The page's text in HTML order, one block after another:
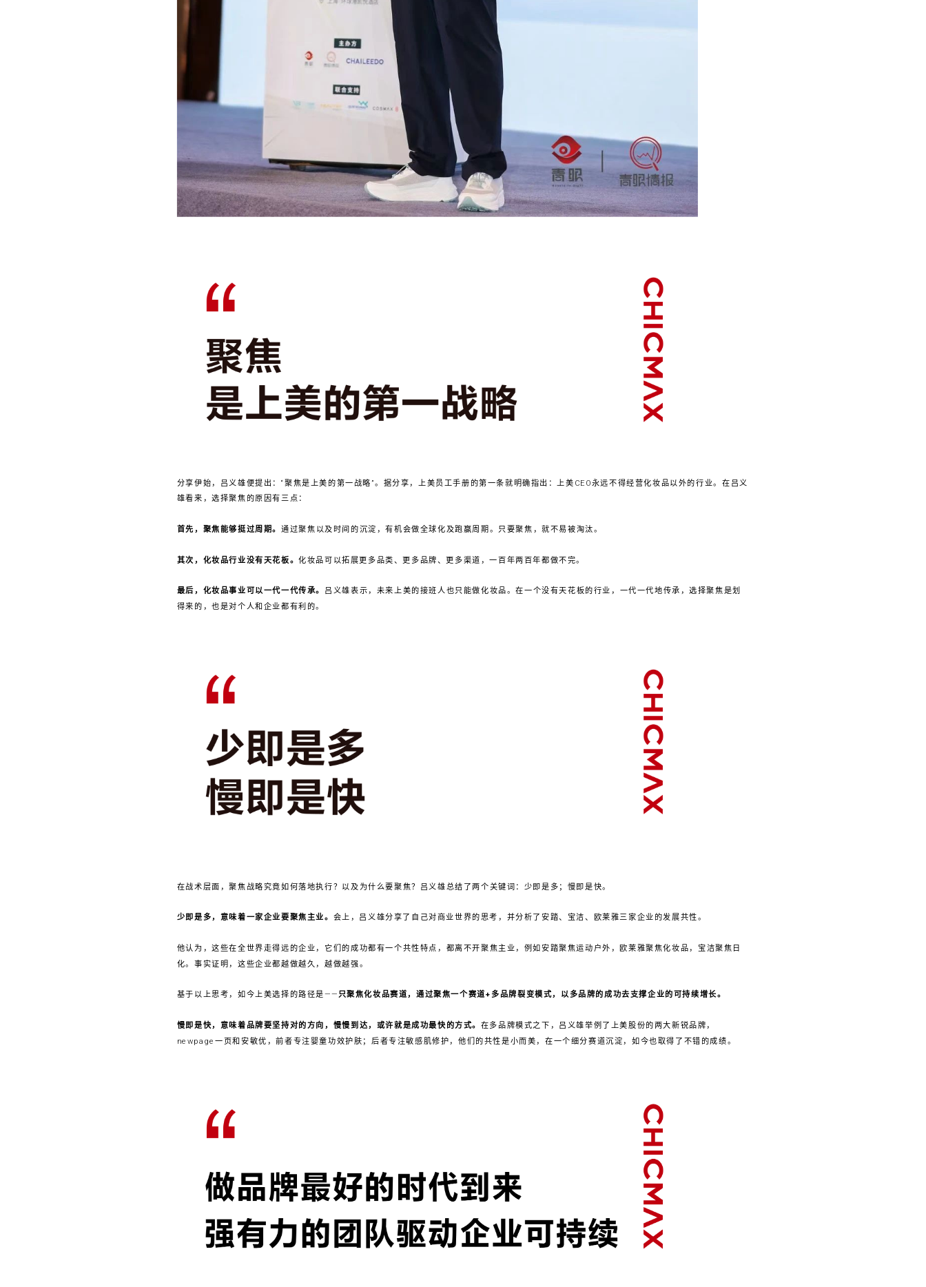
分享伊始，吕义雄便提出：“聚焦是上美的第一战略”。据分享，上美员工手册的第一条就明确指出：上美CEO永远不得经营化妆品以外的行业。在吕义
雄看来，选择聚焦的原因有三点：
首先，聚焦能够挺过周期。通过聚焦以及时间的沉淀，有机会做全球化及跑赢周期。只要聚焦，就不易被淘汰。
其次，化妆品行业没有天花板。化妆品可以拓展更多品类、更多品牌、更多渠道，一百年两百年都做不完。
最后，化妆品事业可以一代一代传承。 吕义雄表示，未来上美的接班人也只能做化妆品。在一个没有天花板的行业，一代一代地传承，选择聚焦是划
得来的，也是对个人和企业都有利的。
在战术层面，聚焦战略究竟如何落地执行？以及为什么要聚焦？吕义雄总结了两个关键词：少即是多；慢即是快。
少即是多，意味着一家企业要聚焦主业。 会上，吕义雄分享了自己对商业世界的思考，并分析了安踏、宝洁、欧莱雅三家企业的发展共性。
他认为，这些在全世界走得远的企业，它们的成功都有一个共性特点，都离不开聚焦主业，例如安踏聚焦运动户外，欧莱雅聚焦化妆品，宝洁聚焦日
化。事实证明，这些企业都越做越久，越做越强。
基于以上思考，如今上美选择的路径是—— 只聚焦化妆品赛道，通过聚焦一个赛道+多品牌裂变模式，以多品牌的成功去支撑企业的可持续增长。
慢即是快，意味着品牌要坚持对的方向，慢慢到达，或许就是成功最快的方式。 在多品牌模式之下，吕义雄举例了上美股份的两大新锐品牌，
newpage一页和安敏优，前者专注婴童功效护肤；后者专注敏感肌修护，他们的共性是小而美，在一个细分赛道沉淀，如今也取得了不错的成绩。